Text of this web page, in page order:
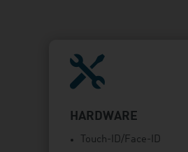

HARDWARE
Touch-ID/Face-ID